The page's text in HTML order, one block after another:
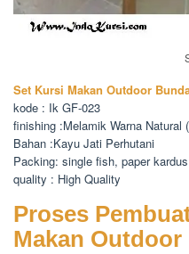
Set Kursi Makan Outdoor
kode : Ik GF-023
finishing :Melamik Warna
Bahan :Kayu Jati Perhutani
Packing: single fish, paper
quality : High Quality
Proses
Makan